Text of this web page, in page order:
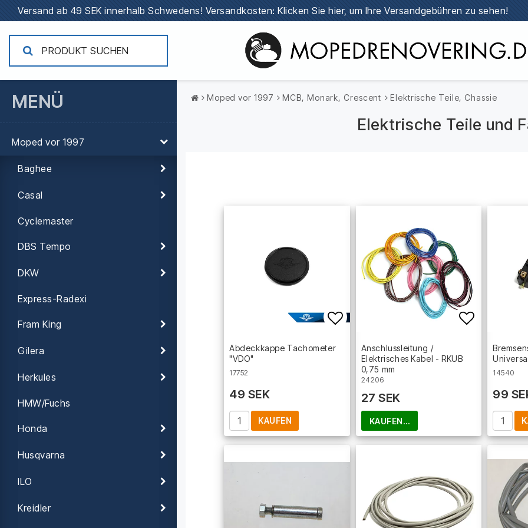
Versand ab 49 SEK innerhalb Schwedens! Versandkosten: Klicken Sie hier, um Ihre Versandgebühren zu sehen!
MENÜ
Moped vor 1997
Baghee
Casal
Cyclemaster
DBS Tempo
DKW
Express-Radexi
Fram King
Gilera
Herkules
HMW/Fuchs
Honda
Husqvarna
ILO
Kreidler
Moped vor 1997 MCB, Monark, Crescent Elektrische Teile, Chassie
Elektrische Teile und
Add to list of favorites
Abdeckkappe Tachometer
"VDO"
17752
49 SEK
KAUFEN
Add to
Anschlussleitung /
Elektrisches Kabel - RKUB
0,75 mm
24206
27 SEK
KAUFEN…
14540
99